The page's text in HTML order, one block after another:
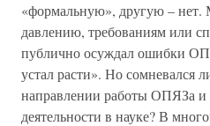
«формальную», другую – нет.
давлению, требованиям или
публично осуждал ошибки
устал расти». Но сомневался
направлении работы ОПЯЗа и
деятельности в науке? В